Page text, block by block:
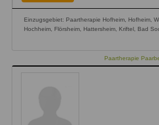
Einzugsgebiet: Paartherapie Hofheim, Hofheim,
Hochheim, Flörsheim, Hattersheim, Kriftel, Bad
Paartherapie